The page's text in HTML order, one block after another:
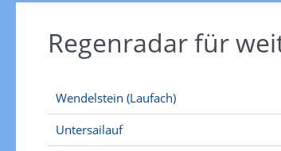
Regenradar für
Wendelstein (Laufach)
Untersailauf